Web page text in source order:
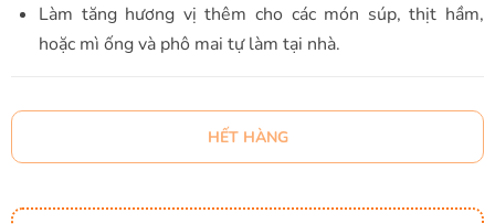
Làm tăng hương vị thêm cho các món súp, thịt hầm,
hoặc mì ống và phô mai tự làm tại nhà.
HẾT HÀNG